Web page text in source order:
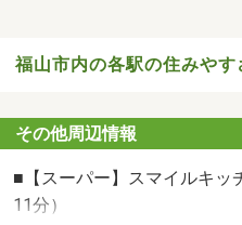
メールアドレス kyoritsu-
マイホームご購入は人生の
はなんでもお気軽にご相談下
当社スタッフがご納得いた
します。
福山市内の各駅の住みやす
その他周辺情報
■【スーパー】スマイルキッ
11分）